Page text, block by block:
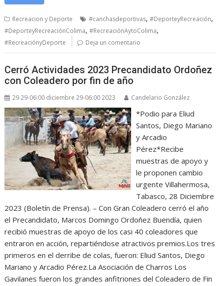
Recreacion y Deporte #canchasdeportivas,#DeporteyRecreación,
#DeporteyRecreaciónColima,#RecreaciónAytoColima,
#RecreaciónyDeporte Deja un comentario
Cerró Actividades 2023 Precandidato Ordoñez
con Coleadero por fin de año
29 29-06:00 diciembre 29-06:00 2023 Candelario González
*Podio para Eliud
Santos, Diego Mariano
y Arcadio
Pérez*Recibe
muestras de apoyo y
le proponen cambio
urgente Villahermosa,
Tabasco, 28 Diciembre
2023 (Boletín de Prensa). – Con Gran Coleadero cerró el año
el Precandidato, Marcos Domingo Ordoñez Buendía, quien
recibió muestras de apoyo de los casi 40 coleadores que
entraron en acción, repartiéndose atractivos premios.Los tres
primeros en el derribe de colas, fueron: Eliud Santos, Diego
Mariano y Arcadio Pérez.La Asociación de Charros Los
Gavilanes fueron los grandes anfitriones del Coleadero de Fin